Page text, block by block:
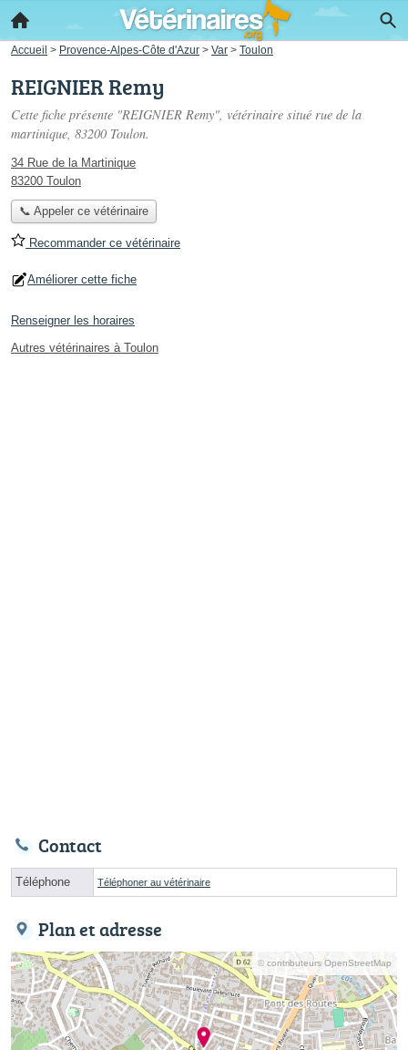
Accueil > Provence-Alpes-Côte d'Azur > Var > Toulon
REIGNIER Remy
Cette fiche présente "REIGNIER Remy", vétérinaire situé rue de la
martinique, 83200 Toulon.
34 Rue de la Martinique
83200 Toulon
📞 Appeler ce vétérinaire
Recommander ce vétérinaire
Améliorer cette fiche
Renseigner les horaires
Autres vétérinaires à Toulon
Contact
Téléphone Téléphoner au vétérinaire
Plan et adresse
© contributeurs OpenStreetMap